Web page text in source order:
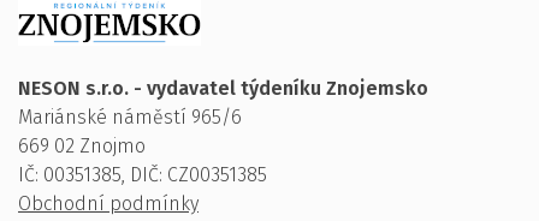
NESON s.r.o. - vydavatel týdeníku Znojemsko
Mariánské náměstí 965/6
669 02 Znojmo
IČ: 00351385, DIČ: CZ00351385
Obchodní podmínky